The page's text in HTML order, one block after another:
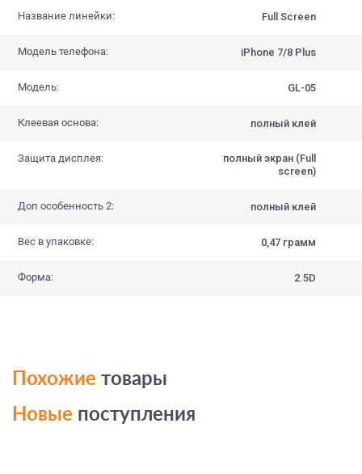
Название линейки: Full Screen
Модель телефона: iPhone 7/8 Plus
Модель: GL-05
Клеевая основа: полный клей
Защита дисплея:
полный экран (Full
screen)
Доп особенность 2: полный клей
Вес в упаковке: 0,47 грамм
Форма: 2.5D
Похожие товары
Новые поступления